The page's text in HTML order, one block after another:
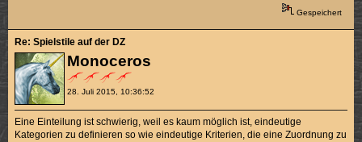
Gespeichert
Monoceros
28. Juli 2015, 10:36:52
Re: Spielstile auf der DZ
Eine Einteilung ist schwierig, weil es kaum möglich ist, eindeutige
Kategorien zu definieren so wie eindeutige Kriterien, die eine Zuordnung zu